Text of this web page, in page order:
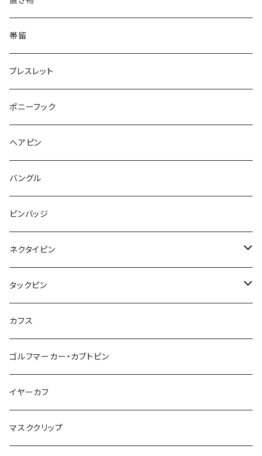
てんとう虫
pattern
こいのぼり
マーブル
カメオ
星
鳥
Bubble
Animal
マーブル
こいのぼり
てんとう虫
鳥
食品
Triangle
食品
ハロウィン
カモフラージュ
square
天使
リボン
パンダ
レッサーパンダ
ブタ
Pattern
マーメイド
雲
月
惑星
星
唐津土
lip
フルーツ
アイスクリーム
マーブル
音楽
カメオ
ハート
くま
コアラ
羊
牛
カメ
イルカ
house
bag
フルーツ
さくらんぼ
レモン
てんとう虫
野菜
雲
月
惑星
星
こいのぼり
カメラ
音楽
バイオリン
カメオ
バルーン
Pattern
ガラス
カメラ
リボン
ラリエット
モザイク
ハート
アルファベット
ハロウィン
紐
鳥
バルーン
animal
lip
フルーツ
パン
ガラス
リボン
マーブル
鳥
星
アルファベット
ハロウィン
カメオ
帯留
ブレスレット
ポニーフック
ヘアピン
バングル
ピンバッジ
ネクタイピン
結び
スクエア
タックピン
結び
カフス
ゴルフマーカー・カブトピン
イヤーカフ
マスククリップ